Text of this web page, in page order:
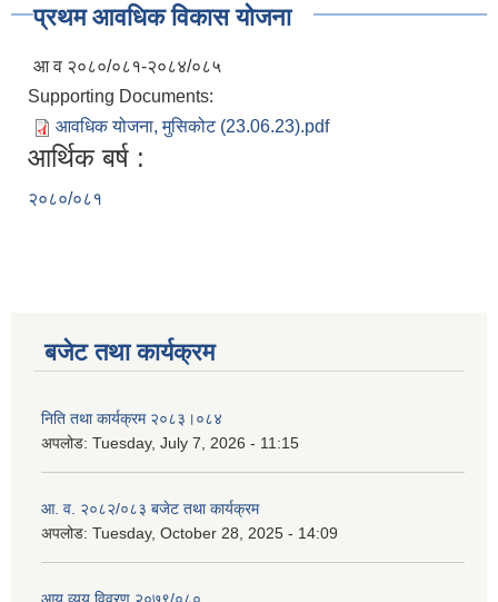
प्रथम आवधिक विकास योजना
आ व २०८०/०८१-२०८४/०८५
Supporting Documents:
आवधिक योजना, मुसिकोट (23.06.23).pdf
आर्थिक बर्ष :
२०८०/०८१
बजेट तथा कार्यक्रम
निति तथा कार्यक्रम २०८३।०८४
अपलोड: Tuesday, July 7, 2026 - 11:15
आ. व. २०८२/०८३ बजेट तथा कार्यक्रम
अपलोड: Tuesday, October 28, 2025 - 14:09